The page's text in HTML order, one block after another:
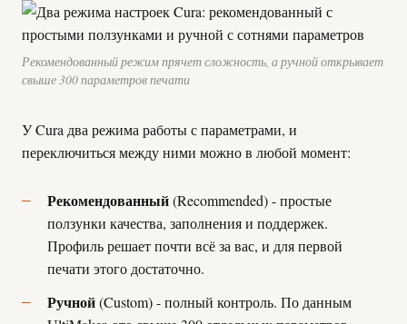
Рекомендованный режим прячет сложность, а ручной открывает
свыше 300 параметров печати
У Cura два режима работы с параметрами, и
переключиться между ними можно в любой момент:
Рекомендованный(Recommended) - простые
ползунки качества, заполнения и поддержек.
Профиль решает почти всё за вас, и для первой
печати этого достаточно.
Ручной(Custom) - полный контроль. По данным